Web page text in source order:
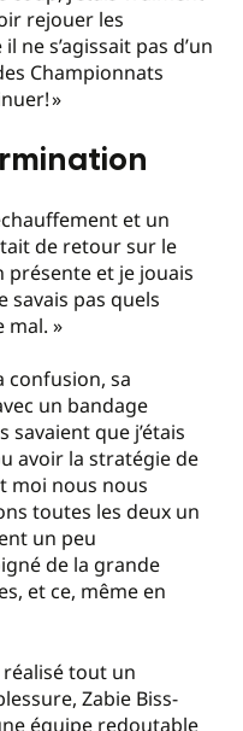
rejouer les
ne s’agissait pas d’un
Championnats
»
et un
de retour sur le
présente et je jouais
savais pas quels
mal. »
confusion, sa
un bandage
savaient que j’étais
avoir la stratégie de
moi nous nous
toutes les deux un
un peu
de la grande
et ce, même en
tout un
Zabie Biss-
équipe redoutable